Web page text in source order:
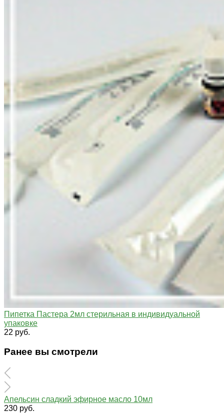
Пипетка Пастера 2мл стерильная в индивидуальной
упаковке
22 руб.
Ранее вы смотрели
Апельсин сладкий эфирное масло 10мл
230 руб.